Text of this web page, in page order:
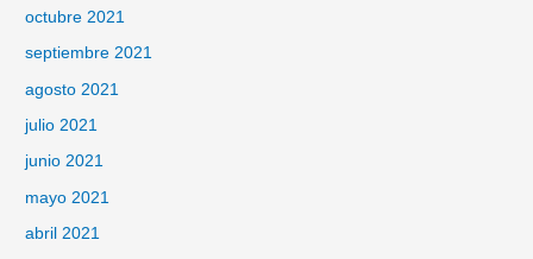
octubre 2021
septiembre 2021
agosto 2021
julio 2021
junio 2021
mayo 2021
abril 2021